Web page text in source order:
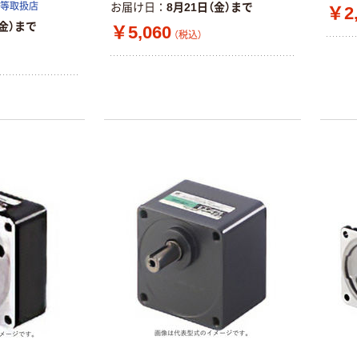
等取扱店
）まで
お届け日 8月21日（金）まで
￥5,060 （税込）
￥
ー
エスティジェイ
詰替用マシンツ
ールフィルター